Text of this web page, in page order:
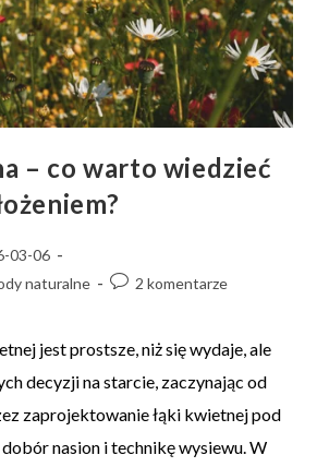
– co warto wiedzieć
03-06
naturalne
2 komentarze
jest prostsze, niż się wydaje, ale
decyzji na starcie, zaczynając od
zaprojektowanie łąki kwietnej pod
nasion i technikę wysiewu. W